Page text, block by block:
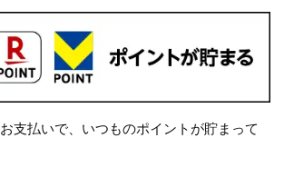
支払いで、いつものポイントが貯まって